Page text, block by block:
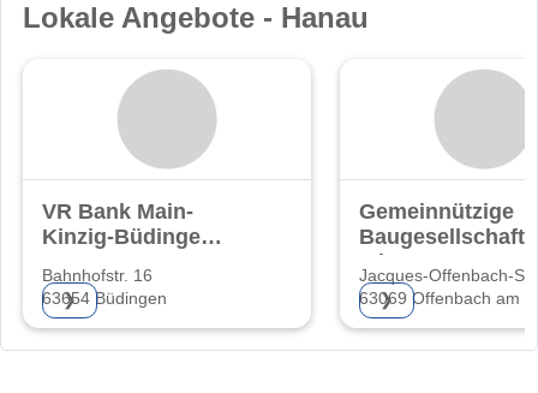
Lokale Angebote - Hanau
VR Bank Main-
Kinzig-Büdingen
Bahnhofstr. 16
63654 Büdingen
❯
Gemeinnützige
Baugesellschaft
mbH
Jacques-Offenbach-
63069 Offenbach am
❯